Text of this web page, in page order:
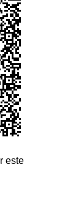
este